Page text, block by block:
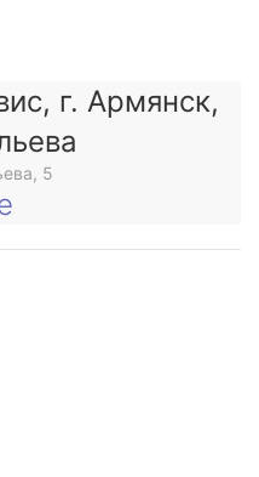
г. Армянск,
5